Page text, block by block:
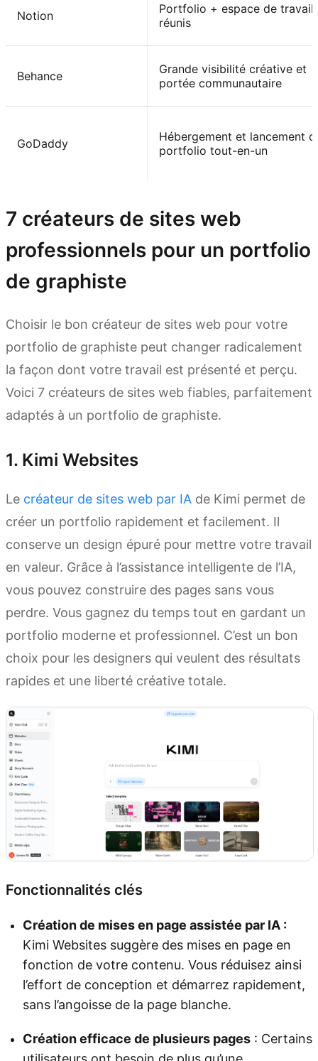
Notion
Portfolio + espace de travail
réunis
Behance
Grande visibilité créative et
portée communautaire
GoDaddy
Hébergement et lancement
portfolio tout-en-un
7 créateurs de sites web
professionnels pour un portfolio
de graphiste
Choisir le bon créateur de sites web pour votre
portfolio de graphiste peut changer radicalement
la façon dont votre travail est présenté et perçu.
Voici 7 créateurs de sites web fiables, parfaitement
adaptés à un portfolio de graphiste.
1. Kimi Websites
Le créateur de sites web par IA de Kimi permet de
créer un portfolio rapidement et facilement. Il
conserve un design épuré pour mettre votre travail
en valeur. Grâce à l’assistance intelligente de l’IA,
vous pouvez construire des pages sans vous
perdre. Vous gagnez du temps tout en gardant un
portfolio moderne et professionnel. C’est un bon
choix pour les designers qui veulent des résultats
rapides et une liberté créative totale.
Fonctionnalités clés
Création de mises en page assistée par IA :
Kimi Websites suggère des mises en page en
fonction de votre contenu. Vous réduisez ainsi
l’effort de conception et démarrez rapidement,
sans l’angoisse de la page blanche.
Création efficace de plusieurs pages : Certains